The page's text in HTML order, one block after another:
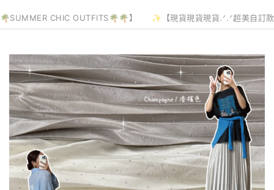
CHIC OUTFITS🌴🌴】 ✨【現貨現貨現貨.ᐟ.ᐟ超美自訂